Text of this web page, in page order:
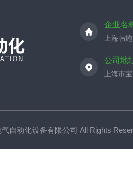
企业名
上海韩
公司地
上海市
气自动化设备有限公司 All Rights